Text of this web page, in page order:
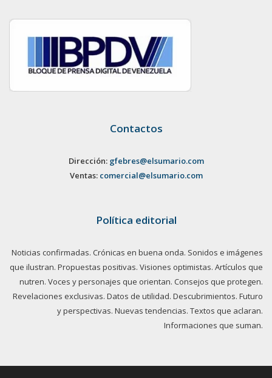
Contactos
Dirección: gfebres@elsumario.com
Ventas: comercial@elsumario.com
Política editorial
Noticias confirmadas. Crónicas en buena onda. Sonidos e imágenes
que ilustran. Propuestas positivas. Visiones optimistas. Artículos que
nutren. Voces y personajes que orientan. Consejos que protegen.
Revelaciones exclusivas. Datos de utilidad. Descubrimientos. Futuro
y perspectivas. Nuevas tendencias. Textos que aclaran.
Informaciones que suman.